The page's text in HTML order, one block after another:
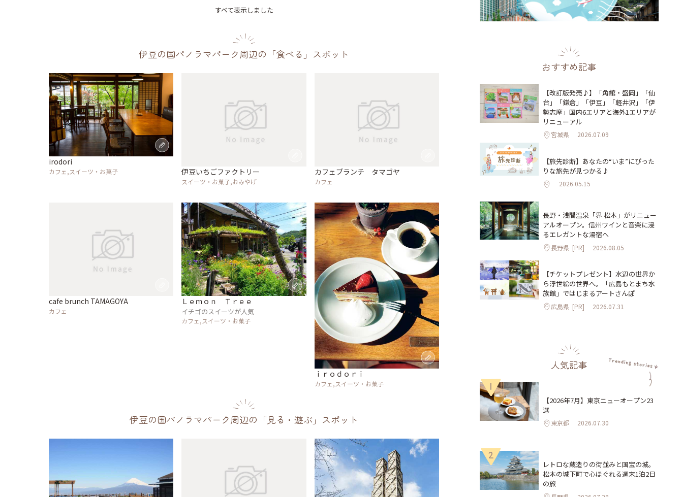
すべて表示しました
伊豆の国パノラマパーク周辺の「食べる」スポット
irodori
カフェ,スイーツ・お菓子 伊豆いちごファクトリー
スイーツ・お菓子,おみやげ
カフェブランチ タマゴヤ
カフェ
cafe brunch TAMAGOYA
カフェ
Ｌｅｍｏｎ Ｔｒｅｅ
イチゴのスイーツが人気
カフェ,スイーツ・お菓子
ｉｒｏｄｏｒｉ
カフェ,スイーツ・お菓子
伊豆の国パノラマパーク周辺の「見る・遊ぶ」スポット
おすすめ記事
【改訂版発売♪】「角館・盛岡」「仙
台」「鎌倉」「伊豆」「軽井沢」「伊
勢志摩」国内6エリアと海外1エリアが
リニューアル
宮城県 2026.07.09
【旅先診断】あなたの“いま”にぴった
りな旅先が見つかる♪
2026.05.15
長野・浅間温泉「界 松本」がリニュー
アルオープン。信州ワインと音楽に浸
るエレガントな湯宿へ
長野県 [PR] 2026.08.05
【チケットプレゼント】水辺の世界か
ら浮世絵の世界へ。「広島もとまち水
族館」ではじまるアートさんぽ
広島県 [PR] 2026.07.31
人気記事
1
【2026年7月】東京ニューオープン23
選
東京都 2026.07.30
2
レトロな蔵造りの街並みと国宝の城。
松本の城下町で心ほぐれる週末1泊2日
の旅